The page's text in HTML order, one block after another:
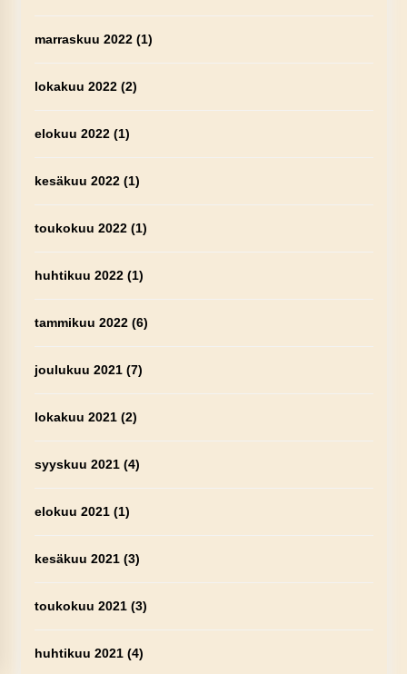
marraskuu 2022(1)
lokakuu 2022(2)
elokuu 2022(1)
kesäkuu 2022(1)
toukokuu 2022(1)
huhtikuu 2022(1)
tammikuu 2022(6)
joulukuu 2021(7)
lokakuu 2021(2)
syyskuu 2021(4)
elokuu 2021(1)
kesäkuu 2021(3)
toukokuu 2021(3)
huhtikuu 2021(4)